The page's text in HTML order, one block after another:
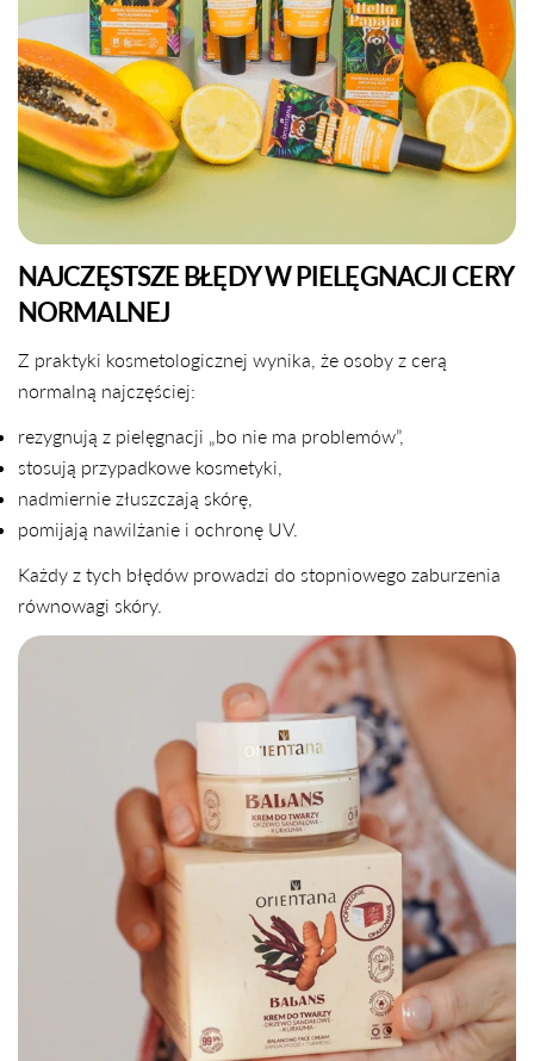
NAJCZĘSTSZE BŁĘDY W PIELĘGNACJI CERY
NORMALNEJ
Z praktyki kosmetologicznej wynika, że osoby z cerą
normalną najczęściej:
rezygnują z pielęgnacji „bo nie ma problemów”,
stosują przypadkowe kosmetyki,
nadmiernie złuszczają skórę,
pomijają nawilżanie i ochronę UV.
Każdy z tych błędów prowadzi do stopniowego zaburzenia
równowagi skóry.
Udostępnij
na
Facebooku
Udostępnij
na
Przypnij
na
Pintereście